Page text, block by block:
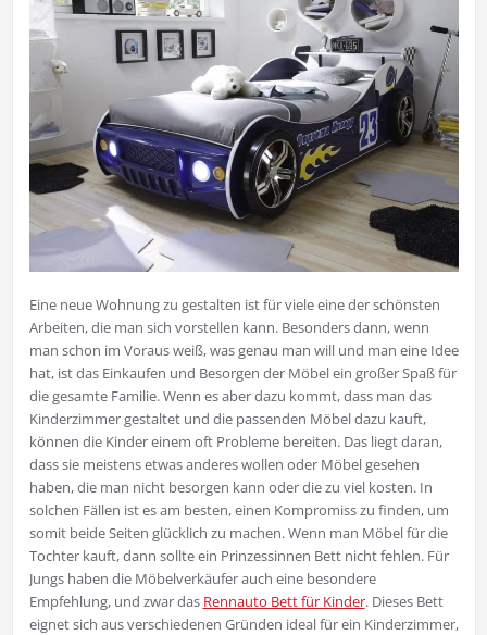
Eine neue Wohnung zu gestalten ist für viele eine der schönsten
Arbeiten, die man sich vorstellen kann. Besonders dann, wenn
man schon im Voraus weiß, was genau man will und man eine Idee
hat, ist das Einkaufen und Besorgen der Möbel ein großer Spaß für
die gesamte Familie. Wenn es aber dazu kommt, dass man das
Kinderzimmer gestaltet und die passenden Möbel dazu kauft,
können die Kinder einem oft Probleme bereiten. Das liegt daran,
dass sie meistens etwas anderes wollen oder Möbel gesehen
haben, die man nicht besorgen kann oder die zu viel kosten. In
solchen Fällen ist es am besten, einen Kompromiss zu finden, um
somit beide Seiten glücklich zu machen. Wenn man Möbel für die
Tochter kauft, dann sollte ein Prinzessinnen Bett nicht fehlen. Für
Jungs haben die Möbelverkäufer auch eine besondere
Empfehlung, und zwar das Rennauto Bett für Kinder. Dieses Bett
eignet sich aus verschiedenen Gründen ideal für ein Kinderzimmer,